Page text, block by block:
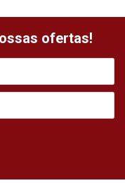
ofertas!